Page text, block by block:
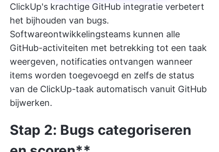
ClickUp's krachtige GitHub integratie verbetert
het bijhouden van bugs.
Softwareontwikkelingsteams kunnen alle
GitHub-activiteiten met betrekking tot een taak
weergeven, notificaties ontvangen wanneer
items worden toegevoegd en zelfs de status
van de ClickUp-taak automatisch vanuit GitHub
bijwerken.
Stap 2: Bugs categoriseren